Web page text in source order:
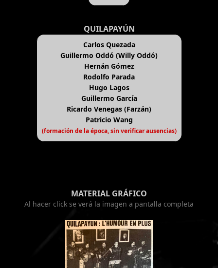
QUILAPAYÚN
Carlos Quezada
Guillermo Oddó (Willy Oddó)
Hernán Gómez
Rodolfo Parada
Hugo Lagos
Guillermo García
Ricardo Venegas (Farzán)
Patricio Wang
(formación de la época, sin verificar ausencias)
MATERIAL GRÁFICO
Al hacer click se verá la imagen a pantalla completa